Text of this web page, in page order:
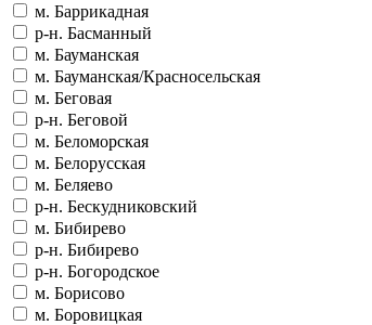
м. Баррикадная
р-н. Басманный
м. Бауманская
м. Бауманская/Красносельская
м. Беговая
р-н. Беговой
м. Беломорская
м. Белорусская
м. Беляево
р-н. Бескудниковский
м. Бибирево
р-н. Бибирево
р-н. Богородское
м. Борисово
м. Боровицкая